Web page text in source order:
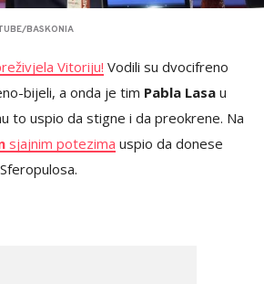
BASKONIA
Vitoriju! Vodili su dvocifreno
bijeli, a onda je tim Pabla Lasa u
to uspio da stigne i da preokrene. Na
sjajnim potezima uspio da donese